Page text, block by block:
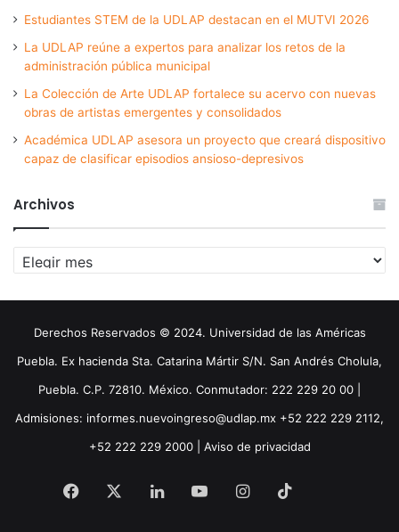
Estudiantes STEM de la UDLAP destacan en el MUTVI 2026
La UDLAP reúne a expertos para analizar los retos de la
administración pública municipal
La Colección de Arte UDLAP fortalece su acervo con nuevas
obras de artistas emergentes y consolidados
Académica UDLAP asesora un proyecto que creará dispositivo
capaz de clasificar episodios ansioso-depresivos
Archivos
Archivos
Derechos Reservados © 2024. Universidad de las Américas
Puebla. Ex hacienda Sta. Catarina Mártir S/N. San Andrés Cholula,
Puebla. C.P. 72810. México. Conmutador: 222 229 20 00 |
Admisiones: informes.nuevoingreso@udlap.mx +52 222 229 2112,
+52 222 229 2000 | Aviso de privacidad
Facebook LinkedInYouTubeInstagram